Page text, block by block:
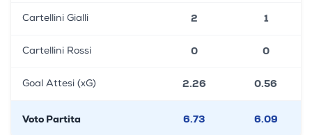
Cartellini Gialli 2 1
Cartellini Rossi 0 0
Goal Attesi (xG) 2.26 0.56
Voto Partita 6.73 6.09